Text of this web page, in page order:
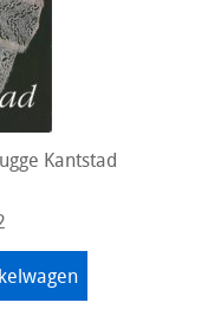
Kantstad